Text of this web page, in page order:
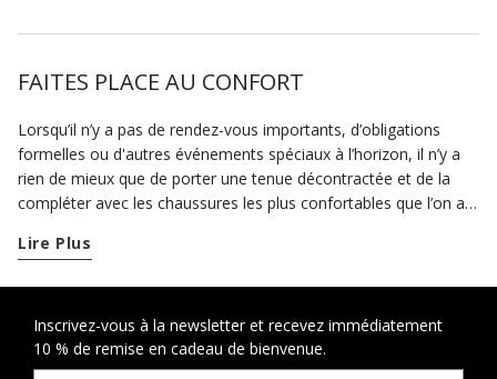
FAITES PLACE AU CONFORT
Lorsqu’il n’y a pas de rendez-vous importants, d’obligations
formelles ou d'autres événements spéciaux à l’horizon, il n’y a
rien de mieux que de porter une tenue décontractée et de la
compléter avec les chaussures les plus confortables que l’on a à
meilleur choix ? Dans la collection de chaussures casual pour
loisirs ou pour un après-midi de détente, offrez à vos pieds une
bonne dose de confort avec les chaussures respirantes de la
ligneSpherica™. Grâce à la semelle extérieure révolutionnaire
Lire Plus
Inscrivez-vous à la newsletter et recevez immédiatement
10 % de remise en cadeau de bienvenue.